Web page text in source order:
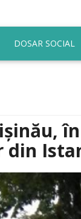
DOSAR SOCIAL
din